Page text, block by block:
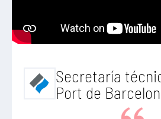
Secretaría
Port de